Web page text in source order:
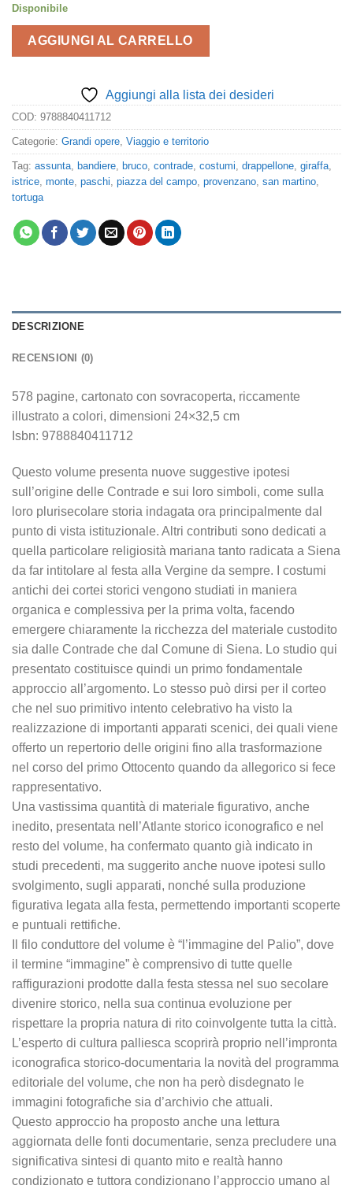
Disponibile
AGGIUNGI AL CARRELLO
Aggiungi alla lista dei desideri
COD: 9788840411712
Categorie: Grandi opere, Viaggio e territorio
Tag: assunta, bandiere, bruco, contrade, costumi, drappellone, giraffa,
istrice, monte, paschi, piazza del campo, provenzano, san martino,
tortuga
DESCRIZIONE
RECENSIONI (0)
578 pagine, cartonato con sovracoperta, riccamente
illustrato a colori, dimensioni 24×32,5 cm
Isbn: 9788840411712
Questo volume presenta nuove suggestive ipotesi
sull’origine delle Contrade e sui loro simboli, come sulla
loro plurisecolare storia indagata ora principalmente dal
punto di vista istituzionale. Altri contributi sono dedicati a
quella particolare religiosità mariana tanto radicata a Siena
da far intitolare al festa alla Vergine da sempre. I costumi
antichi dei cortei storici vengono studiati in maniera
organica e complessiva per la prima volta, facendo
emergere chiaramente la ricchezza del materiale custodito
sia dalle Contrade che dal Comune di Siena. Lo studio qui
presentato costituisce quindi un primo fondamentale
approccio all’argomento. Lo stesso può dirsi per il corteo
che nel suo primitivo intento celebrativo ha visto la
realizzazione di importanti apparati scenici, dei quali viene
offerto un repertorio delle origini fino alla trasformazione
nel corso del primo Ottocento quando da allegorico si fece
rappresentativo.
Una vastissima quantità di materiale figurativo, anche
inedito, presentata nell’Atlante storico iconografico e nel
resto del volume, ha confermato quanto già indicato in
studi precedenti, ma suggerito anche nuove ipotesi sullo
svolgimento, sugli apparati, nonché sulla produzione
figurativa legata alla festa, permettendo importanti scoperte
e puntuali rettifiche.
Il filo conduttore del volume è “l’immagine del Palio”, dove
il termine “immagine” è comprensivo di tutte quelle
raffigurazioni prodotte dalla festa stessa nel suo secolare
divenire storico, nella sua continua evoluzione per
rispettare la propria natura di rito coinvolgente tutta la città.
L’esperto di cultura palliesca scoprirà proprio nell’impronta
iconografica storico-documentaria la novità del programma
editoriale del volume, che non ha però disdegnato le
immagini fotografiche sia d’archivio che attuali.
Questo approccio ha proposto anche una lettura
aggiornata delle fonti documentarie, senza precludere una
significativa sintesi di quanto mito e realtà hanno
condizionato e tuttora condizionano l’approccio umano al